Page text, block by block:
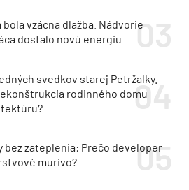
vzácna dlažba. Nádvorie
dostalo novú energiu
svedkov starej Petržalky.
rodinného domu
bez zateplenia: Prečo developer
murivo?